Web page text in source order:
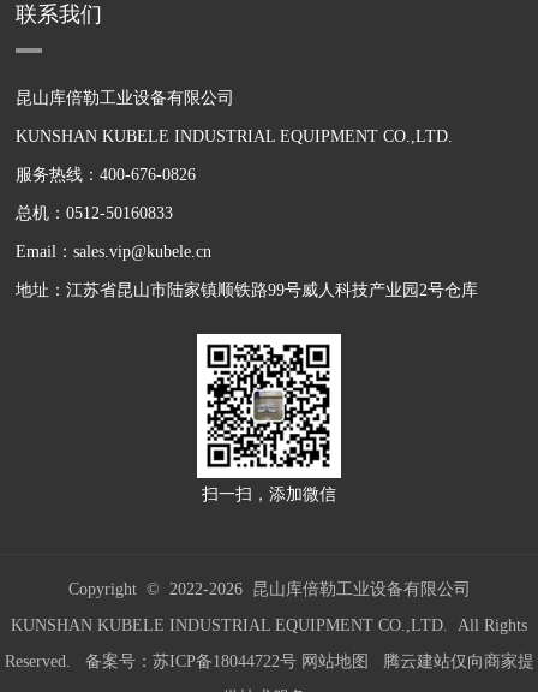
联系我们
昆山库倍勒工业设备有限公司
KUNSHAN KUBELE INDUSTRIAL EQUIPMENT CO.,LTD.
服务热线：400-676-0826
总机：0512-50160833
Email：sales.vip@kubele.cn
地址：江苏省昆山市陆家镇顺铁路99号威人科技产业园2号仓库
扫一扫，添加微信
Copyright © 2022-2026 昆山库倍勒工业设备有限公司
KUNSHAN KUBELE INDUSTRIAL EQUIPMENT CO.,LTD. All Rights
Reserved. 备案号： 苏ICP备18044722号 网站地图
腾云建站仅向商家提